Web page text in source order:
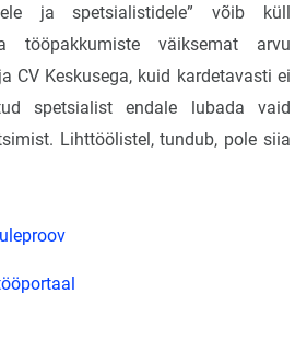
ja spetsialistidele” võib küll
tööpakkumiste väiksemat arvu
CV Keskusega, kuid kardetavasti ei
spetsialist endale lubada vaid
Lihttöölistel, tundub, pole siia